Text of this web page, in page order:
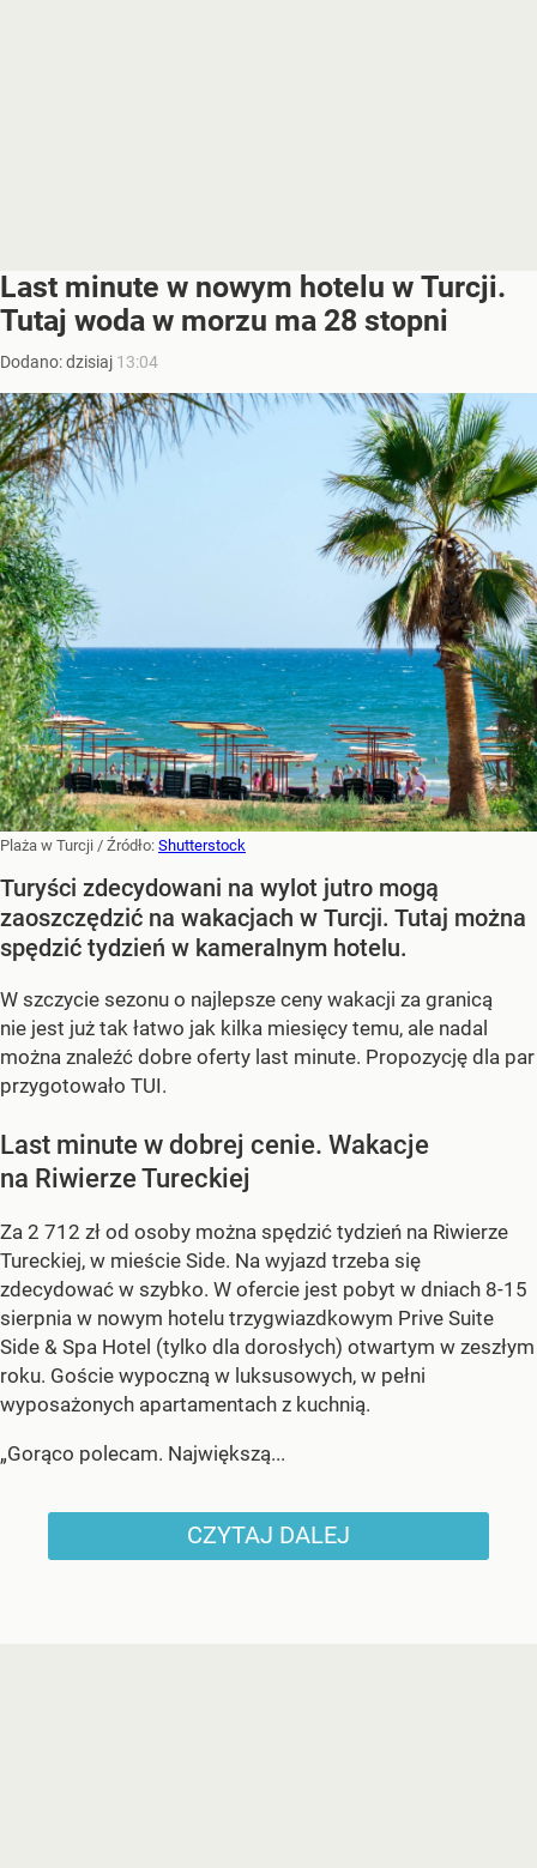
Last minute w nowym hotelu w Turcji.
Tutaj woda w morzu ma 28 stopni
Dodano:dzisiaj 13:04
Plaża w Turcji / Źródło: Shutterstock
Turyści zdecydowani na wylot jutro mogą
zaoszczędzić na wakacjach w Turcji. Tutaj można
spędzić tydzień w kameralnym hotelu.
W szczycie sezonu o najlepsze ceny wakacji za granicą
nie jest już tak łatwo jak kilka miesięcy temu, ale nadal
można znaleźć dobre oferty last minute. Propozycję dla par
przygotowało TUI.
Last minute w dobrej cenie. Wakacje
na Riwierze Tureckiej
Za 2 712 zł od osoby można spędzić tydzień na Riwierze
Tureckiej, w mieście Side. Na wyjazd trzeba się
zdecydować w szybko. W ofercie jest pobyt w dniach 8-15
sierpnia w nowym hotelu trzygwiazdkowym Prive Suite
Side & Spa Hotel (tylko dla dorosłych) otwartym w zeszłym
roku. Goście wypoczną w luksusowych, w pełni
wyposażonych apartamentach z kuchnią.
„Gorąco polecam. Największą...
CZYTAJ DALEJ